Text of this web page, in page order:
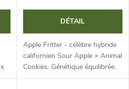
et
DÉTAIL
Apple Fritter - célèbre hybride
californien Sour Apple × Animal
Cookies. Génétique équilibrée,
rendement élevé et arôme